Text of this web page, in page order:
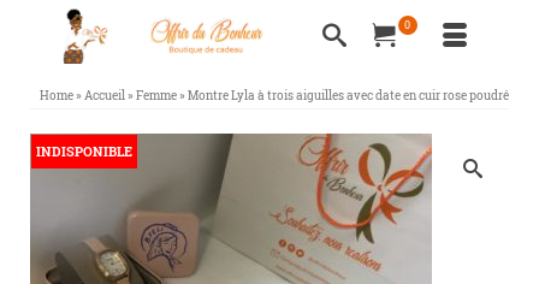
0
Home» Accueil» Femme» Montre Lyla à trois aiguilles avec date en cuir rose poudré
INDISPONIBLE